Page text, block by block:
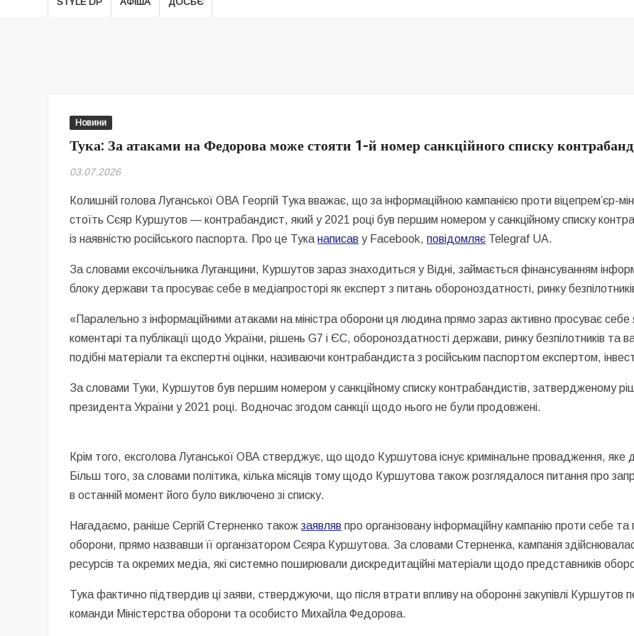
Новини
Тука: За атаками на Федорова може стояти 1-й номер санкційного списку
03.07.2026
Колишній голова Луганської ОВА Георгій Тука вважає, що за інформаційною кампанією проти віцепрем’єр-
стоїть Сєяр Куршутов — контрабандист, який у 2021 році був першим номером у санкційному списку
із наявністю російського паспорта. Про це Туканаписав у Facebook,повідомляє Telegraf UA.
За словами ексочільника Луганщини, Куршутов зараз знаходиться у Відні, займається фінансуванням
блоку держави та просуває себе в медіапросторі як експерт з питань обороноздатності, ринку
«Паралельно з інформаційними атаками на міністра оборони ця людина прямо зараз активно просуває
коментарі та публікації щодо України, рішень G7 і ЄС, обороноздатності держави, ринку безпілотників та
подібні матеріали та експертні оцінки, називаючи контрабандиста з російським паспортом експертом,
За словами Туки, Куршутов був першим номером у санкційному списку контрабандистів, затвердженому
президента України у 2021 році. Водночас згодом санкції щодо нього не були продовжені.
Крім того, ексголова Луганської ОВА стверджує, що щодо Куршутова існує кримінальне провадження, яке
Більш того, за словами політика, кілька місяців тому щодо Куршутова також розглядалося питання про
в останній момент його було виключено зі списку.
Нагадаємо, раніше Сергій Стерненко такожзаявляв про організовану інформаційну кампанію проти себе
оборони, прямо назвавши її організатором Сєяра Куршутова. За словами Стерненка, кампанія
ресурсів та окремих медіа, які системно поширювали дискредитаційні матеріали щодо представників
Тука фактично підтвердив ці заяви, стверджуючи, що після втрати впливу на оборонні закупівлі Куршутов
команди Міністерства оборони та особисто Михайла Федорова.